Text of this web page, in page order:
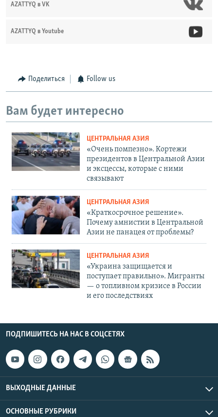
AZATTYQ в VK
AZATTYQ в Youtube
Поделиться Follow us
Вам будет интересно
ЦЕНТРАЛЬНАЯ АЗИЯ
«Очень помпезно». Кортежи
президентов в Центральной Азии
и эксцессы, которые с ними
связывают
ЦЕНТРАЛЬНАЯ АЗИЯ
«Краткосрочное решение».
Почему амнистии в Центральной
Азии не панацея от проблемы?
ЦЕНТРАЛЬНАЯ АЗИЯ
«Украина защищается и
поступает правильно». Мигранты
— о топливном кризисе в России
и его последствиях
ПОДПИШИТЕСЬ НА НАС В СОЦСЕТЯХ
ВЫХОДНЫЕ ДАННЫЕ
ОСНОВНЫЕ РУБРИКИ